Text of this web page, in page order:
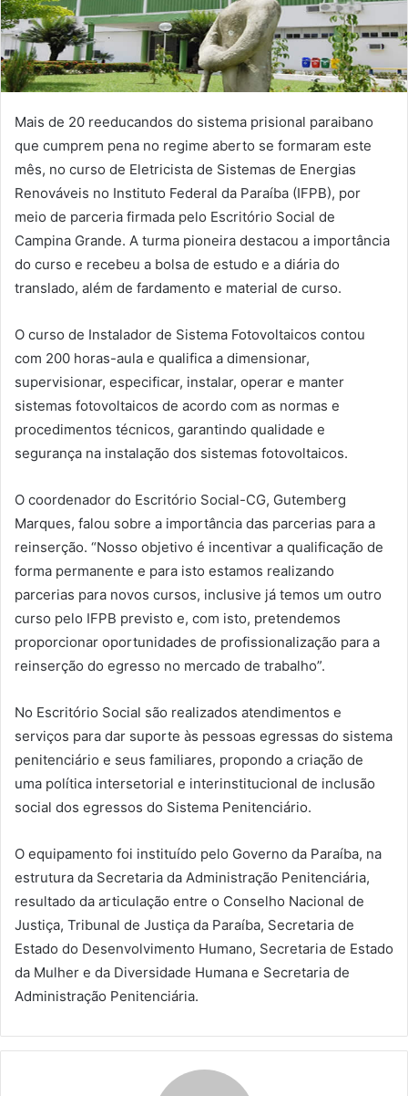
e
u
m
e
m
a
i
l
Mais de 20 reeducandos do sistema prisional paraibano
que cumprem pena no regime aberto se formaram este
mês, no curso de Eletricista de Sistemas de Energias
Renováveis no Instituto Federal da Paraíba (IFPB), por
meio de parceria firmada pelo Escritório Social de
Campina Grande. A turma pioneira destacou a importância
do curso e recebeu a bolsa de estudo e a diária do
translado, além de fardamento e material de curso.
O curso de Instalador de Sistema Fotovoltaicos contou
com 200 horas-aula e qualifica a dimensionar,
supervisionar, especificar, instalar, operar e manter
sistemas fotovoltaicos de acordo com as normas e
procedimentos técnicos, garantindo qualidade e
segurança na instalação dos sistemas fotovoltaicos.
O coordenador do Escritório Social-CG, Gutemberg
Marques, falou sobre a importância das parcerias para a
reinserção. “Nosso objetivo é incentivar a qualificação de
forma permanente e para isto estamos realizando
parcerias para novos cursos, inclusive já temos um outro
curso pelo IFPB previsto e, com isto, pretendemos
proporcionar oportunidades de profissionalização para a
reinserção do egresso no mercado de trabalho”.
No Escritório Social são realizados atendimentos e
serviços para dar suporte às pessoas egressas do sistema
penitenciário e seus familiares, propondo a criação de
uma política intersetorial e interinstitucional de inclusão
social dos egressos do Sistema Penitenciário.
O equipamento foi instituído pelo Governo da Paraíba, na
estrutura da Secretaria da Administração Penitenciária,
resultado da articulação entre o Conselho Nacional de
Justiça, Tribunal de Justiça da Paraíba, Secretaria de
Estado do Desenvolvimento Humano, Secretaria de Estado
da Mulher e da Diversidade Humana e Secretaria de
Administração Penitenciária.